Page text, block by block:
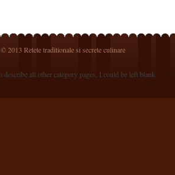
© 2013 Retete traditionale si secrete culinare
describe all other category pages, I could be left blank